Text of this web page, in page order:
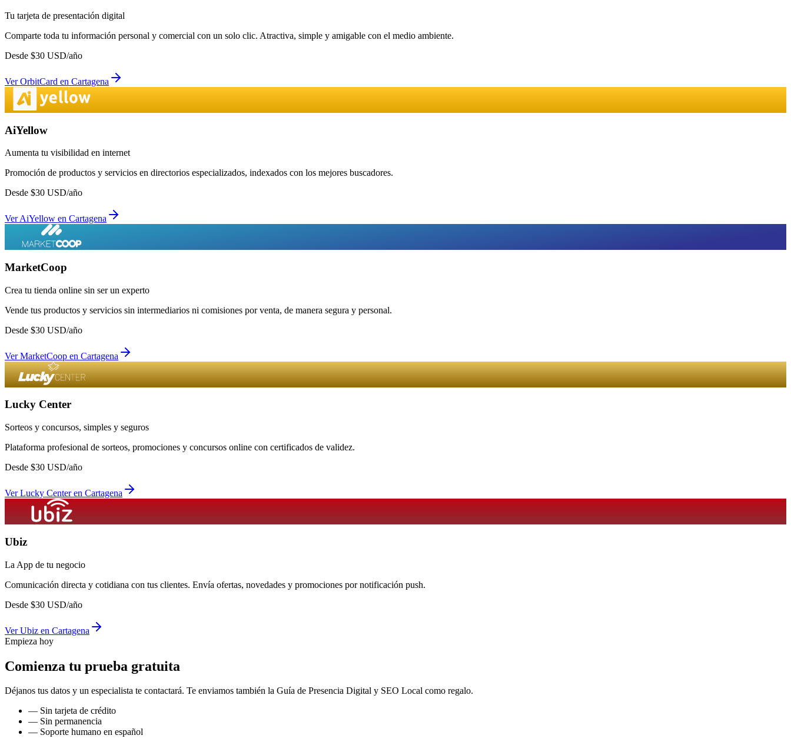
Tu tarjeta de presentación digital
Comparte toda tu información personal y comercial con un solo clic. Atractiva, simple y amigable con el medio ambiente.
Desde $30 USD/año
VerOrbitCard en Cartagena
AiYellow
Aumenta tu visibilidad en internet
Promoción de productos y servicios en directorios especializados, indexados con los mejores buscadores.
Desde $30 USD/año
VerAiYellow en Cartagena
MarketCoop
Crea tu tienda online sin ser un experto
Vende tus productos y servicios sin intermediarios ni comisiones por venta, de manera segura y personal.
Desde $30 USD/año
VerMarketCoop en Cartagena
Lucky Center
Sorteos y concursos, simples y seguros
Plataforma profesional de sorteos, promociones y concursos online con certificados de validez.
Desde $30 USD/año
VerLucky Centeren Cartagena
Ubiz
La App de tu negocio
Comunicación directa y cotidiana con tus clientes. Envía ofertas, novedades y promociones por notificación push.
Desde $30 USD/año
VerUbiz en Cartagena
Empieza hoy
Comienza tu prueba gratuita
Déjanos tus datos y un especialista te contactará. Te enviamos también la Guía de Presencia Digital y SEO Local como regalo.
— Sin tarjeta de crédito
— Sin permanencia
— Soporte humano en español